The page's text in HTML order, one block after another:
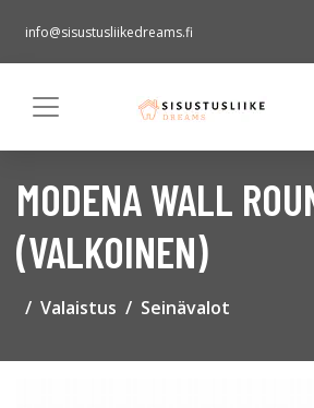
info@sisustusliikedreams.fi
MODENA WALL
(VALKOINEN)
Valaistus Seinävalot